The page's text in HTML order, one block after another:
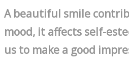
A beautiful smile
mood, it affects self-
us to make a good